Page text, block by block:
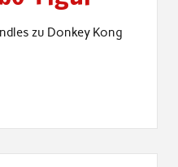
zu Donkey Kong